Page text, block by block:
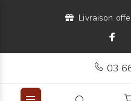
Livraison
03